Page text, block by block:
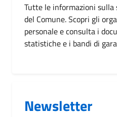
Tutte le informazioni
del Comune. Scopri gli
personale e consulta i
statistiche e i bandi di
Newsletter